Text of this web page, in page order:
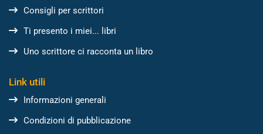
Consigli per scrittori
Ti presento i miei... libri
Uno scrittore ci racconta un libro
Link utili
Informazioni generali
Condizioni di pubblicazione